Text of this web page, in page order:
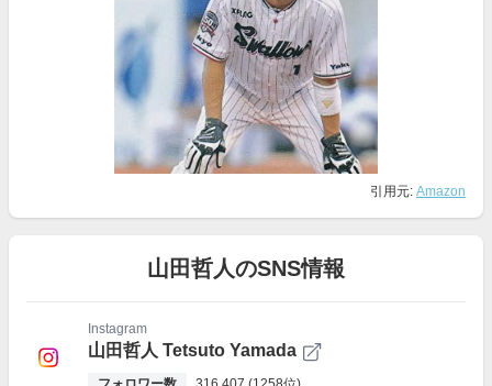
引用元: Amazon
山田哲人のSNS情報
Instagram
山田哲人 Tetsuto Yamada